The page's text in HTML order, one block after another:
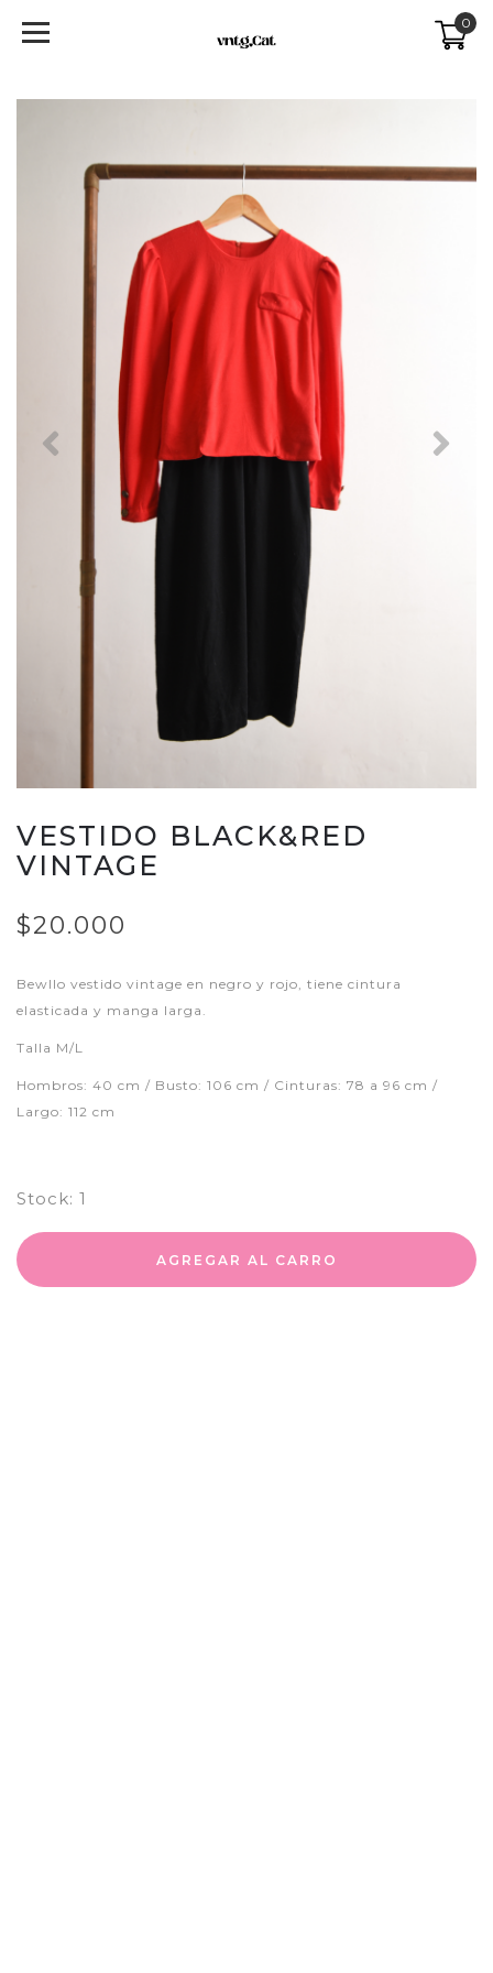
0
Previous Next
VESTIDO BLACK&RED
VINTAGE
$20.000
Bewllo vestido vintage en negro y rojo, tiene cintura
elasticada y manga larga.
Talla M/L
Hombros: 40 cm / Busto: 106 cm / Cinturas: 78 a 96 cm /
Largo: 112 cm
Stock: 1
AGREGAR AL CARRO